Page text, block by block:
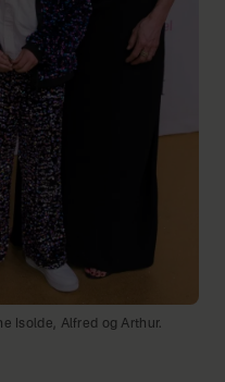
Isolde, Alfred og Arthur.